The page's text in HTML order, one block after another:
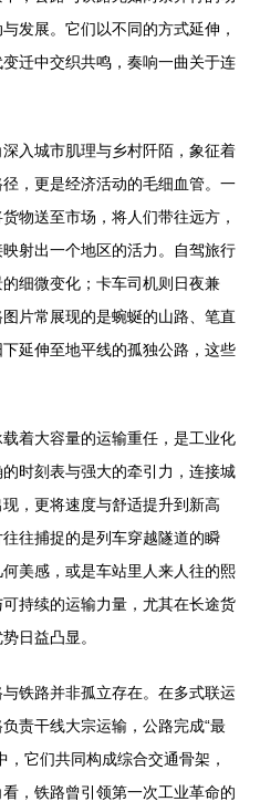
发展。它们以不同的方式延伸，
迁中交织共鸣，奏响一曲关于连
入城市肌理与乡村阡陌，象征着
，更是经济活动的毛细血管。一
物送至市场，将人们带往远方，
射出一个地区的活力。自驾旅行
细微变化；卡车司机则日夜兼
片常展现的是蜿蜒的山路、笔直
延伸至地平线的孤独公路，这些
着大容量的运输重任，是工业化
时刻表与强大的牵引力，连接城
，更将速度与舒适提升到新高
往捕捉的是列车穿越隧道的瞬
美感，或是车站里人来人往的熙
持续的运输力量，尤其在长途货
日益凸显。
铁路并非孤立存在。在多式联运
责干线大宗运输，公路完成“最
，它们共同构成综合交通骨架，
，铁路曾引领第一次工业革命的